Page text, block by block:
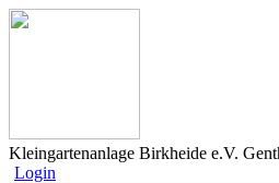
Kleingartenanlage Birkheide e.V.
Login